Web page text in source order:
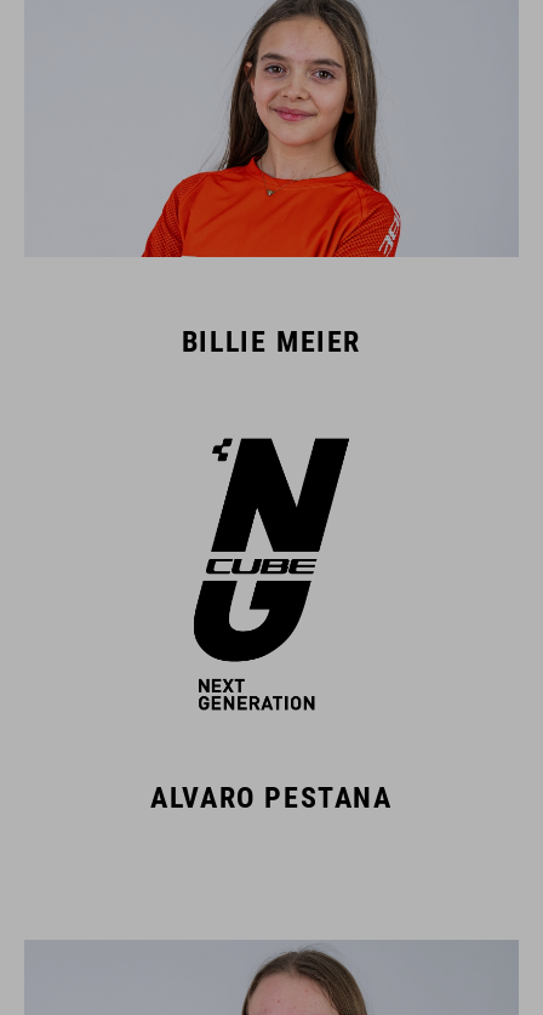
BILLIE MEIER
ALVARO PESTANA